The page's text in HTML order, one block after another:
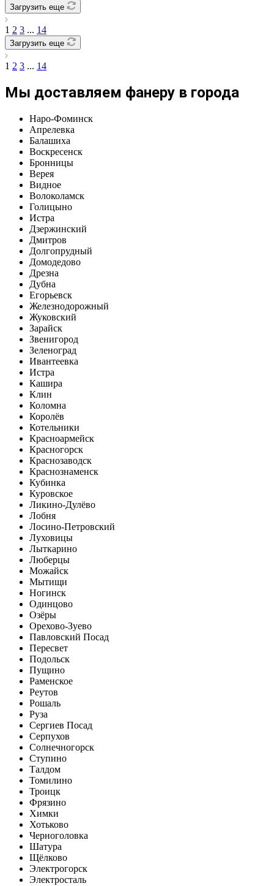
Загрузить еще
1 2 3 ... 14
Загрузить еще
1 2 3 ... 14
Мы доставляем фанеру в города
Наро-Фоминск
Апрелевка
Балашиха
Воскресенск
Бронницы
Верея
Видное
Волоколамск
Голицыно
Истра
Дзержинский
Дмитров
Долгопрудный
Домодедово
Дрезна
Дубна
Егорьевск
Железнодорожный
Жуковский
Зарайск
Звенигород
Зеленоград
Ивантеевка
Истра
Кашира
Клин
Коломна
Королёв
Котельники
Красноармейск
Красногорск
Краснозаводск
Краснознаменск
Кубинка
Куровское
Ликино-Дулёво
Лобня
Лосино-Петровский
Луховицы
Лыткарино
Люберцы
Можайск
Мытищи
Ногинск
Одинцово
Озёры
Орехово-Зуево
Павловский Посад
Пересвет
Подольск
Пущино
Раменское
Реутов
Рошаль
Руза
Сергиев Посад
Серпухов
Солнечногорск
Ступино
Талдом
Томилино
Троицк
Фрязино
Химки
Хотьково
Черноголовка
Шатура
Щёлково
Электрогорск
Электросталь